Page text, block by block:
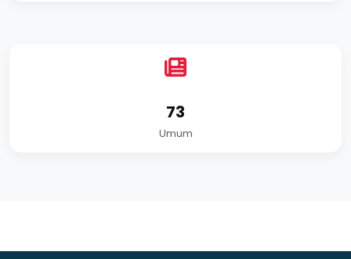
73
Umum